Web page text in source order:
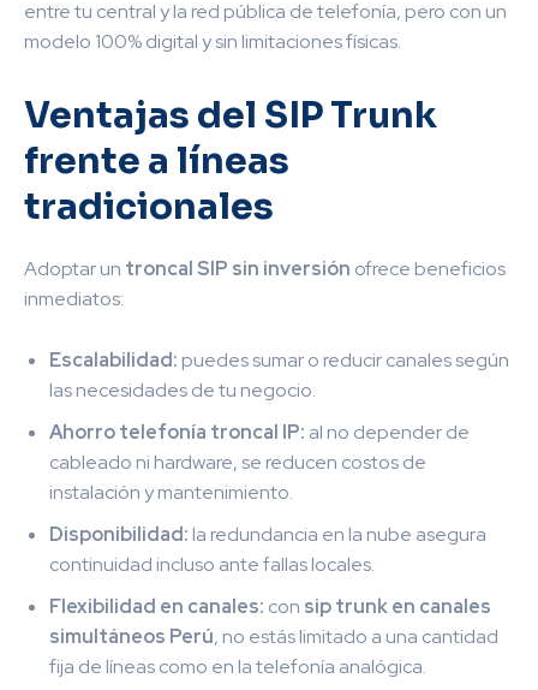
entre tu central y la red pública de telefonía, pero con un
modelo 100% digital y sin limitaciones físicas.
Ventajas del SIP Trunk
frente a líneas
tradicionales
Adoptar un troncal SIP sin inversión ofrece beneficios
inmediatos:
Escalabilidad: puedes sumar o reducir canales según
las necesidades de tu negocio.
Ahorro telefonía troncal IP: al no depender de
cableado ni hardware, se reducen costos de
instalación y mantenimiento.
Disponibilidad: la redundancia en la nube asegura
continuidad incluso ante fallas locales.
Flexibilidad en canales: con sip trunk en canales
simultáneos Perú, no estás limitado a una cantidad
fija de líneas como en la telefonía analógica.